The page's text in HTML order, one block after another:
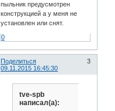
пыльник предусмотрен
конструкцией а у меня не
установлен или снят.
0
Поделиться
3
09.11.2015 16:45:30
tve-spb
написал(а):